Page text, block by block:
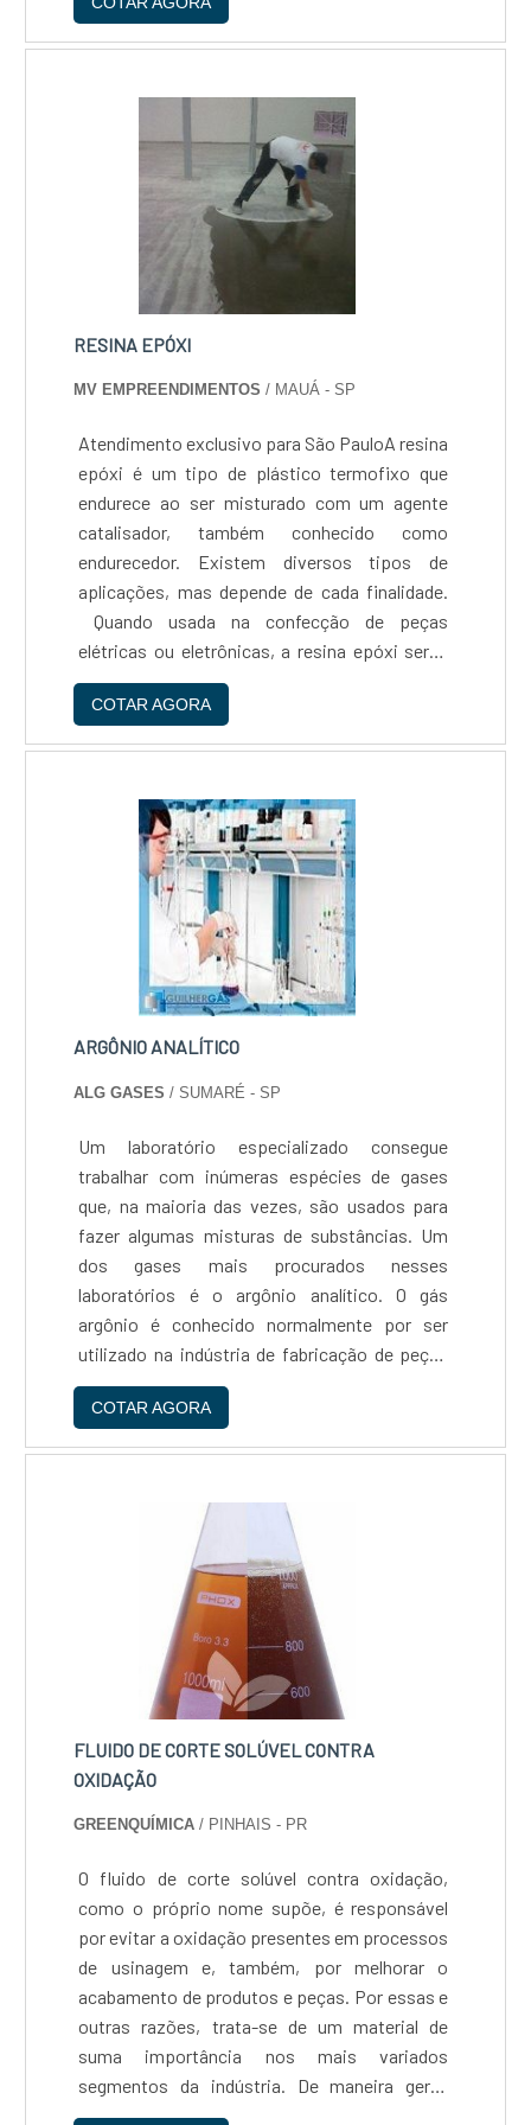
mais eficiência ao procedimento de proteção
da poça de solda....
RESINA EPÓXI
MV EMPREENDIMENTOS / MAUÁ - SP
Atendimento exclusivo para São PauloA resina
epóxi é um tipo de plástico termofixo que
endurece ao ser misturado com um agente
catalisador, também conhecido como
endurecedor. Existem diversos tipos de
aplicações, mas depende de cada finalidade.
Quando usada na confecção de peças
elétricas ou eletrônicas, a resina epóxi serve
também como isolante térmico, mantendo
sua utilidade em outras áreas, como o uso da
resina em acetinado. O rendimento....
COTAR AGORA
ARGÔNIO ANALÍTICO
ALG GASES / SUMARÉ - SP
Um laboratório especializado consegue
trabalhar com inúmeras espécies de gases
que, na maioria das vezes, são usados para
fazer algumas misturas de substâncias. Um
dos gases mais procurados nesses
laboratórios é o argônio analítico. O gás
argônio é conhecido normalmente por ser
utilizado na indústria de fabricação de peças
automotivas, na siderurgia, na soldagem, na
metalurgia, na conservação de alimentos e
eletrônicos quando em seu estado ind....
COTAR AGORA
FLUIDO DE CORTE SOLÚVEL CONTRA
OXIDAÇÃO
GREENQUÍMICA / PINHAIS - PR
O fluido de corte solúvel contra oxidação,
como o próprio nome supõe, é responsável
por evitar a oxidação presentes em processos
de usinagem e, também, por melhorar o
acabamento de produtos e peças. Por essas e
outras razões, trata-se de um material de
suma importância nos mais variados
segmentos da indústria. De maneira geral,
quase todos os produtos industrializados